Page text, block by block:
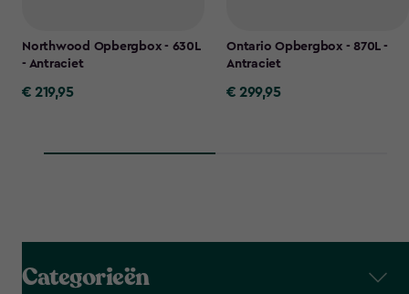
Northwood Opbergbox - 630L
- Antraciet
€
€ 219,95
Ontario Opbergbox - 870L -
Antraciet
€
€ 299,95
Categorieën